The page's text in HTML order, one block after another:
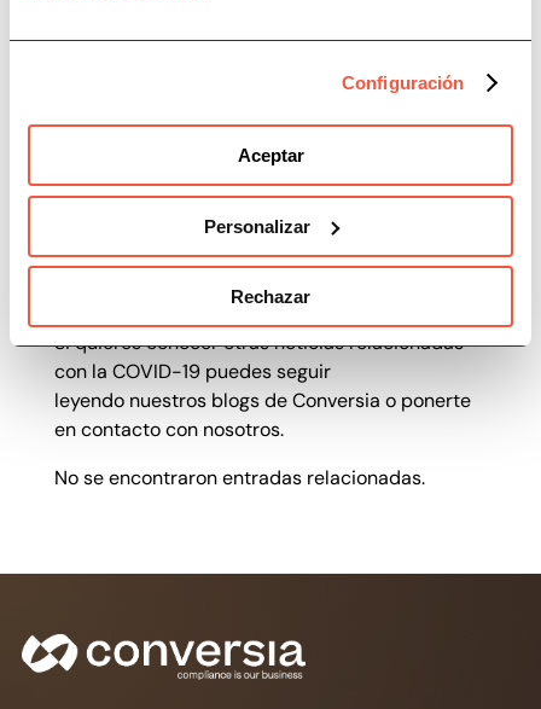
Configuración
Aceptar
Personalizar
Rechazar
campañas de ayuda orientadas a facilitar la
reapertura y continuidad de estos negocios.
Desde Conversia nos sumamos a estas
actuaciones, contribuyendo a la mejora de esta
situación con la aportación de un asesoramiento
múltiples aspectos que nuestros clientes
hosteleros deberán tener presente durante la
reactivación de sus negocios.
Si quieres conocer otras noticias relacionadas
con la COVID-19 puedes seguir
leyendo nuestros blogs de Conversia o ponerte
en contacto con nosotros.
No se encontraron entradas relacionadas.